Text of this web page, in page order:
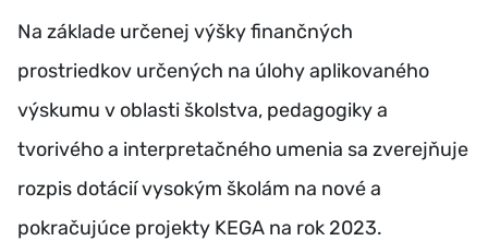
Na základe určenej výšky finančných
prostriedkov určených na úlohy aplikovaného
výskumu v oblasti školstva, pedagogiky a
tvorivého a interpretačného umenia sa zverejňuje
rozpis dotácií vysokým školám na nové a
pokračujúce projekty KEGA na rok 2023.